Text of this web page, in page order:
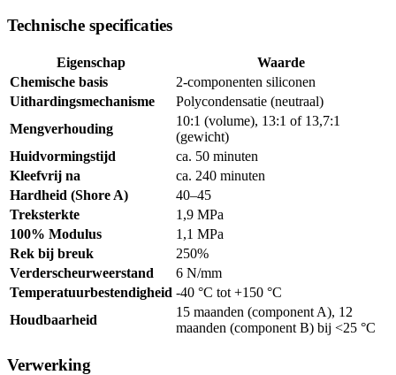
Technische specificaties
Eigenschap
Waarde
Chemische basis
2-componenten siliconen
Uithardingsmechanisme
Polycondensatie (neutraal)
Mengverhouding
10:1 (volume), 13:1 of 13,7:1
(gewicht)
Huidvormingstijd
ca. 50 minuten
Kleefvrij na
ca. 240 minuten
Hardheid (Shore A)
40–45
Treksterkte
1,9 MPa
100% Modulus
1,1 MPa
Rek bij breuk
250%
Verderscheurweerstand
6 N/mm
Temperatuurbestendigheid -40 °C tot +150 °C
Houdbaarheid
15 maanden (component A), 12
maanden (component B) bij <25 °C
Verwerking